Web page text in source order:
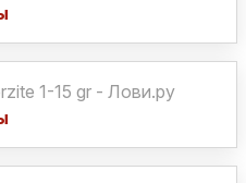
1-15 gr - Лови.ру